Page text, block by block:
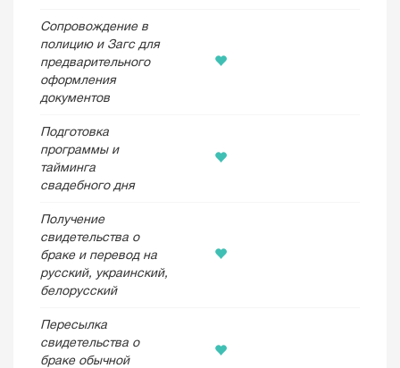
Сопровождение в
полицию и Загс для
предварительного
оформления
документов
Подготовка
программы и
тайминга
свадебного дня
Получение
свидетельства о
браке и перевод на
русский, украинский,
белорусский
Пересылка
свидетельства о
браке обычной